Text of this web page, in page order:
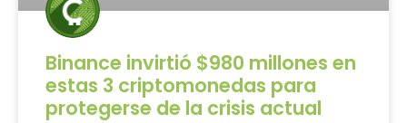
Binance invirtió $980 millones en
estas 3 criptomonedas para
protegerse de la crisis actual